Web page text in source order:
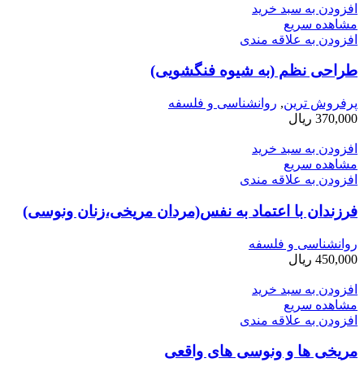
افزودن به سبد خرید
مشاهده سریع
افزودن به علاقه مندی
طراحی نظم (به شیوه فنگ­شویی)
پرفروش ترین, روانشناسی و فلسفه
370,000 ریال
افزودن به سبد خرید
مشاهده سریع
افزودن به علاقه مندی
فرزندان با اعتماد به نفس(مردان مریخی،زنان ونوسی)
روانشناسی و فلسفه
450,000 ریال
افزودن به سبد خرید
مشاهده سریع
افزودن به علاقه مندی
مریخی ها و ونوسی های واقعی